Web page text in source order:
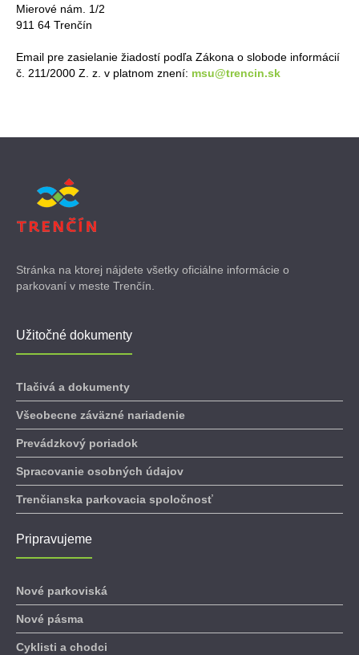
Mierové nám. 1/2
911 64 Trenčín
Email pre zasielanie žiadostí podľa Zákona o slobode informácií
č. 211/2000 Z. z. v platnom znení: msu@trencin.sk
Stránka na ktorej nájdete všetky oficiálne informácie o
parkovaní v meste Trenčín.
Užitočné dokumenty
Tlačivá a dokumenty
Všeobecne záväzné nariadenie
Prevádzkový poriadok
Spracovanie osobných údajov
Trenčianska parkovacia spoločnosť
Pripravujeme
Nové parkoviská
Nové pásma
Cyklisti a chodci